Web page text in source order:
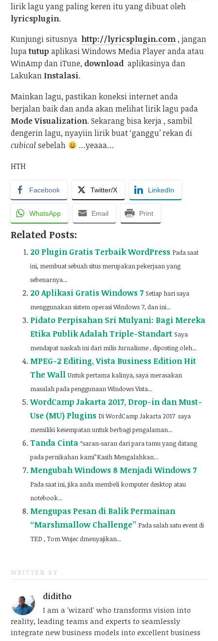
lirik lagu yang paling keren itu yang dibuat oleh
lyricsplugin.
Kunjungi situsnya http://lyricsplugin.com , jangan
lupatutup aplikasi Windows Media Player anda atau
WinAmp dan iTune, download aplikasinya dan
Lakukan Instalasi.
Mainkan lagu, pastikan koneksi internet anda
berjalan baik dan anda akan melihat lirik lagu pada
Mode Visualization. Sekarang bisa kerja , sambil
dengerin lagu, nyayiin lirik buat ‘ganggu’ rekan di
cubical sebelah
…yeaaa…
HTH
Facebook Twitter/X LinkedIn
WhatsApp Email Print
Related Posts:
20 Plugin Gratis Terbaik WordPress Pada saat
ini, membuat sebuah situs merupakan pekerjaan yang
sebenarnya...
20 Aplikasi Gratis Windows 7 Setiap hari saya
menggunakan sistem operasi Windows 7, dan ini...
Pidato Perpisahan Sri Mulyani: Bagi Mereka
Etika Publik Adalah Triple-Standart Saya
mendapat naskah ini dari milis Jurnalisme , diposting oleh...
MPEG-2 Editing, Vista Business Edition Hit
The Wall Untuk pertama kalinya, saya merasakan
masalah pada penggunaan Windows Vista...
WordCamp Jakarta 2017, Drop-in dan Must-
Use (MU) Plugins Di WordCamp Jakarta 2017 saya
memiliki kesempatan untuk berbagi pengalaman...
Tanda Cinta “saran-saran dari para tamu yang datang
pada pernikahan kami”Kasih Mengalahkan...
Mengubah Windows 8 Menjadi Windows 7
Pada saat ini, jika anda membeli komputer desktop atau
notebook...
Mengupas Pesan di Balik Permainan
“Marshmallow Challenge” Pada salah satu event di
TED , Tom Wujec dmenyajikan...
WRITTEN BY
diditho
I am a 'wizard' who transforms vision into
reality, leading teams and experts to seamlessly
integrate new business models into excellent business